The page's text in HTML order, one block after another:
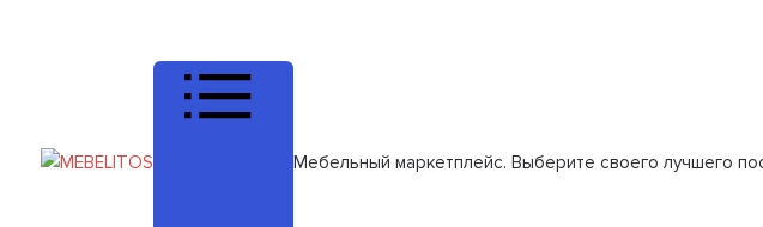
Мебельный маркетплейс. Выберите своего лучшего